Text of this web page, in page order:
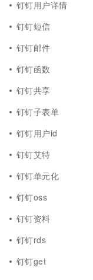
钉钉用户详情
钉钉短信
钉钉邮件
钉钉函数
钉钉共享
钉钉子表单
钉钉用户id
钉钉艾特
钉钉单元化
钉钉oss
钉钉资料
钉钉rds
钉钉get